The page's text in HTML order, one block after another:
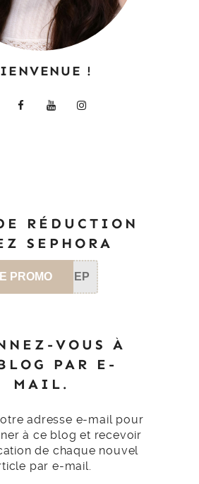
!
RÉDUCTION
SEPHORA
PROMO SEP
VOUS À
PAR E-
MAIL.
adresse e-mail pour
à ce blog et recevoir
de chaque nouvel
par e-mail.